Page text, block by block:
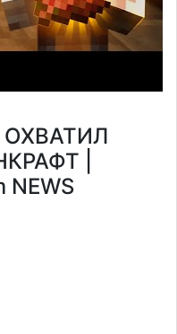
|
NEWS